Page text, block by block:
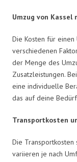
Umzug von Kassel
Die Kosten für einen
verschiedenen
der Menge des
Zusatzleistungen.
eine individuelle
das auf deine
Transportkosten
Die
variieren je nach